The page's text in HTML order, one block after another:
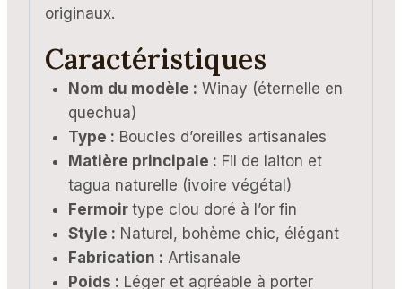
originaux.
Caractéristiques
Nom du modèle : Winay (éternelle en
quechua)
Type : Boucles d’oreilles artisanales
Matière principale : Fil de laiton et
tagua naturelle (ivoire végétal)
Fermoir type clou doré à l’or fin
Style : Naturel, bohème chic, élégant
Fabrication : Artisanale
Poids : Léger et agréable à porter